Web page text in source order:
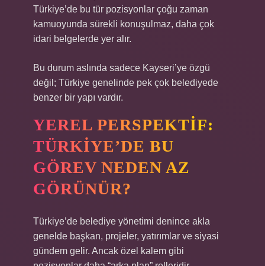
Türkiye’de bu tür pozisyonlar çoğu zaman
kamuoyunda sürekli konuşulmaz, daha çok
idari belgelerde yer alır.
Bu durum aslında sadece Kayseri’ye özgü
değil; Türkiye genelinde pek çok belediyede
benzer bir yapı vardır.
YEREL PERSPEKTIF:
TÜRKIYE’DE BU
GÖREV NEDEN AZ
GÖRÜNÜR?
Türkiye’de belediye yönetimi denince akla
genelde başkan, projeler, yatırımlar ve siyasi
gündem gelir. Ancak özel kalem gibi